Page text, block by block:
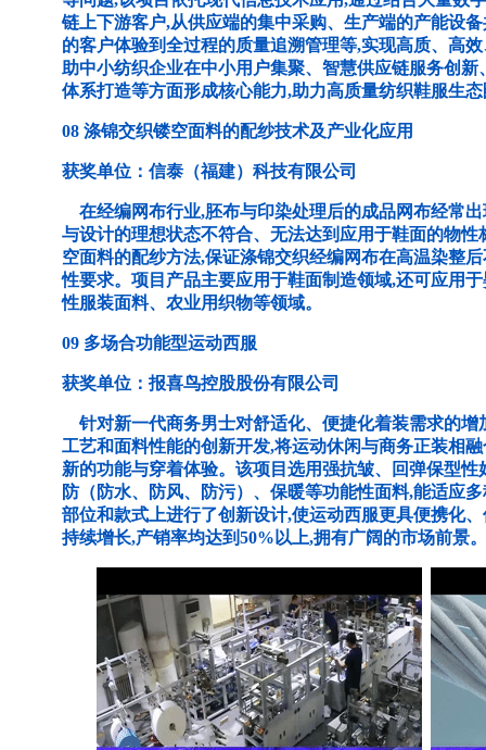
链上下游客户,从供应端的集中采购、生产端的产能设
的客户体验到全过程的质量追溯管理等,实现高质、高
助中小纺织企业在中小用户集聚、智慧供应链服务创
体系打造等方面形成核心能力,助力高质量纺织鞋服生
08 涤锦交织镂空面料的配纱技术及产业化应用
获奖单位：信泰（福建）科技有限公司
在经编网布行业,胚布与印染处理后的成品网布经常
与设计的理想状态不符合、无法达到应用于鞋面的物
空面料的配纱方法,保证涤锦交织经编网布在高温染整
性要求。项目产品主要应用于鞋面制造领域,还可应用
性服装面料、农业用织物等领域。
09 多场合功能型运动西服
获奖单位：报喜鸟控股股份有限公司
针对新一代商务男士对舒适化、便捷化着装需求的增
工艺和面料性能的创新开发,将运动休闲与商务正装相
新的功能与穿着体验。该项目选用强抗皱、回弹保型
防（防水、防风、防污）、保暖等功能性面料,能适应
部位和款式上进行了创新设计,使运动西服更具便携化
持续增长,产销率均达到50%以上,拥有广阔的市场前景。